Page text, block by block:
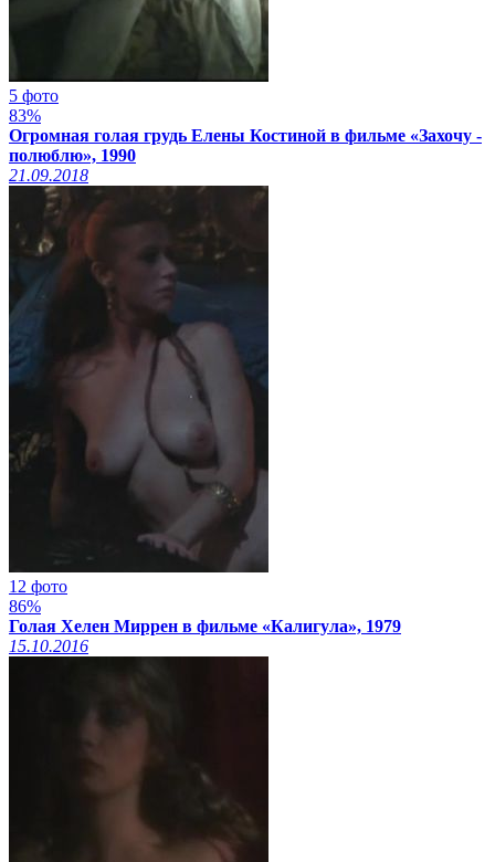
5 фото
83%
Огромная голая грудь Елены Костиной в фильме «Захочу -
полюблю», 1990
21.09.2018
12 фото
86%
Голая Хелен Миррен в фильме «Калигула», 1979
15.10.2016